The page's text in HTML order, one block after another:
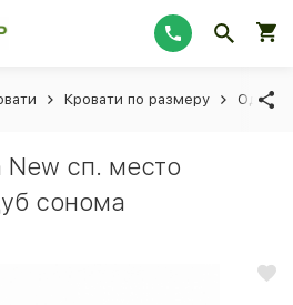
Кровати по размеру
New сп. место
сонома